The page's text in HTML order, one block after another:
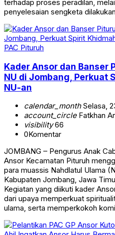
terhadap proses peradilan,
penyelesaian sengketa
PAC Pituruh
Kader Ansor dan Banser
NU di Jombang, Perkuat
NU-an
calendar_monthSelasa,
account_circleFatkhan
visibility66
0Komentar
JOMBANG – Pengurus Anak
Ansor Kecamatan Pituruh
para muassis Nahdlatul Ulama
Kabupaten Jombang, Jawa
Kegiatan yang diikuti kader
dari upaya memperkuat
ulama, serta memperkokoh